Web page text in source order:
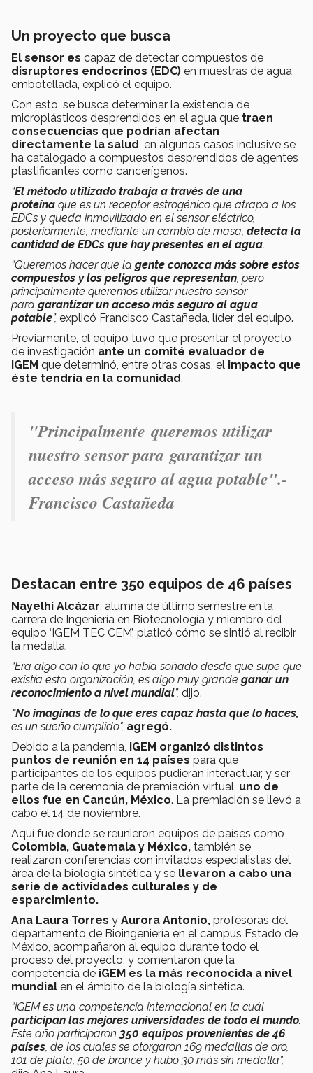
Un proyecto que busca
El sensor es capaz de detectar compuestos de
disruptores endocrinos (EDC) en muestras de agua
embotellada, explicó el equipo.
Con esto, se busca determinar la existencia de
microplásticos desprendidos en el agua que traen
consecuencias que podrían afectan
directamente la salud, en algunos casos inclusive se
ha catalogado a compuestos desprendidos de agentes
plastificantes como cancerígenos.
“El método utilizado trabaja a través de una
proteína que es un receptor estrogénico que atrapa a los
EDCs y queda inmovilizado en el sensor eléctrico,
posteriormente, mediante un cambio de masa, detecta la
cantidad de EDCs que hay presentes en el agua.
“Queremos hacer que la gente conozca más sobre estos
compuestos y los peligros que representan, pero
principalmente queremos utilizar nuestro sensor
para garantizar un acceso más seguro al agua
potable”, explicó Francisco Castañeda, líder del equipo.
Previamente, el equipo tuvo que presentar el proyecto
de investigación ante un comité evaluador de
iGEM que determinó, entre otras cosas, el impacto que
éste tendría en la comunidad.
"Principalmente queremos utilizar
nuestro sensor para garantizar un
acceso más seguro al agua potable".-
Francisco Castañeda
Destacan entre 350 equipos de 46 países
Nayelhi Alcázar, alumna de último semestre en la
carrera de Ingeniería en Biotecnología y miembro del
equipo ‘IGEM TEC CEM’, platicó cómo se sintió al recibir
la medalla.
“Era algo con lo que yo había soñado desde que supe que
existía esta organización, es algo muy grande ganar un
reconocimiento a nivel mundial”, dijo.
"No imaginas de lo que eres capaz hasta que lo haces,
es un sueño cumplido", agregó.
Debido a la pandemia, iGEM organizó distintos
puntos de reunión en 14 países para que
participantes de los equipos pudieran interactuar, y ser
parte de la ceremonia de premiación virtual, uno de
ellos fue en Cancún, México. La premiación se llevó a
cabo el 14 de noviembre.
Aquí fue donde se reunieron equipos de países como
Colombia, Guatemala y México, también se
realizaron conferencias con invitados especialistas del
área de la biología sintética y se llevaron a cabo una
serie de actividades culturales y de
esparcimiento.
Ana Laura Torres y Aurora Antonio, profesoras del
departamento de Bioingeniería en el campus Estado de
México, acompañaron al equipo durante todo el
proceso del proyecto, y comentaron que la
competencia de iGEM es la más reconocida a nivel
mundial en el ámbito de la biología sintética.
“iGEM es una competencia internacional en la cuál
participan las mejores universidades de todo el mundo.
Este año participaron 350 equipos provenientes de 46
países, de los cuales se otorgaron 169 medallas de oro,
101 de plata, 50 de bronce y hubo 30 más sin medalla”,